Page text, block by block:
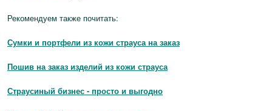
Рекомендуем также почитать:
Сумки и портфели из кожи страуса на заказ
Пошив на заказ изделий из кожи страуса
Страусиный бизнес - просто и выгодно